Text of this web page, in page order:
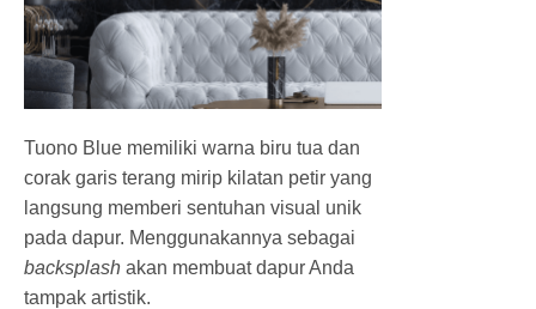
Tuono Blue memiliki warna biru tua dan
corak garis terang mirip kilatan petir yang
langsung memberi sentuhan visual unik
pada dapur. Menggunakannya sebagai
backsplash akan membuat dapur Anda
tampak artistik.